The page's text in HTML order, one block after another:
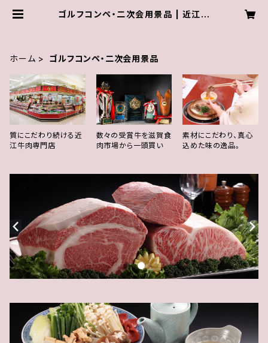
ゴルフコンペ・二次会用景品 | 近江肉
ホーム ゴルフコンペ・二次会用景品
質にこだわり続ける近
江牛肉専門店
数々の受賞牛を滋賀食
肉市場から一頭買い
素材にこだわり、真心
込めた味の逸品。